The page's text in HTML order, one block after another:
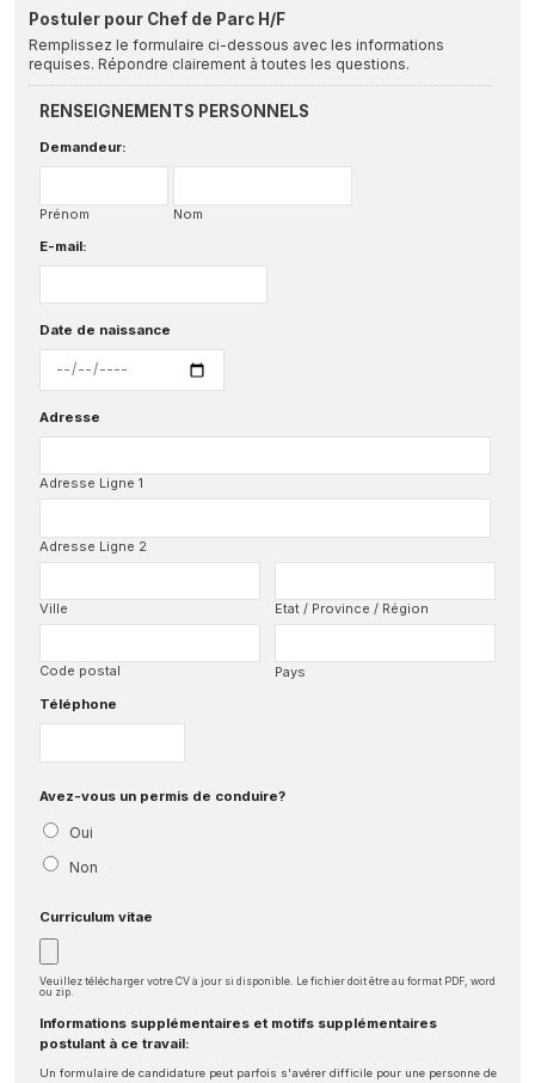
Postuler pour Chef de Parc H/F
Remplissez le formulaire ci-dessous avec les informations
requises. Répondre clairement à toutes les questions.
RENSEIGNEMENTS PERSONNELS
Demandeur:
Prénom
Nom
E-mail:
Date de naissance
Adresse
Adresse Ligne 1
Adresse Ligne 2
Ville Etat / Province / Région
Code postal
Pays
Téléphone
Avez-vous un permis de conduire?
Oui
Non
Curriculum vitae
Veuillez télécharger votre CV à jour si disponible. Le fichier doit être au format PDF, word
ou zip.
Informations supplémentaires et motifs supplémentaires
postulant à ce travail:
Un formulaire de candidature peut parfois s'avérer difficile pour une personne de